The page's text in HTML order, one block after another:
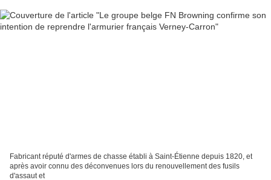
Fabricant réputé d'armes de chasse établi à Saint-Étienne depuis 1820, et
après avoir connu des déconvenues lors du renouvellement des fusils
d'assaut et